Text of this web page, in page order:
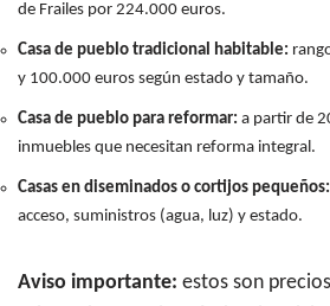
de Frailes por 224.000 euros.
Casa de pueblo tradicional habitable:
y 100.000 euros según estado y tamaño.
Casa de pueblo para reformar: a partir de
inmuebles que necesitan reforma integral.
Casas en diseminados o cortijos pequeños:
acceso, suministros (agua, luz) y estado.
Aviso importante: estos son